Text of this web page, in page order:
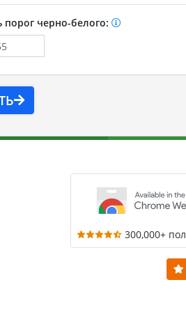
порог черно-белого:
300,000+